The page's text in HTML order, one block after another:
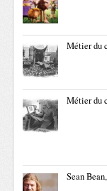
Métier du
Métier du
Sean